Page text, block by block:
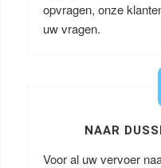
opvragen, onze
uw vragen.
NAAR
Voor al uw vervoer